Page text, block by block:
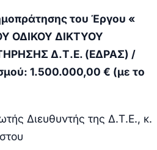
του Έργου «
ΟΔΙΚΟΥ ΔΙΚΤΥΟΥ
Δ.Τ.Ε. (ΕΔΡΑΣ) /
1.500.000,00 € (με το
Διευθυντής της Δ.Τ.Ε., κ.